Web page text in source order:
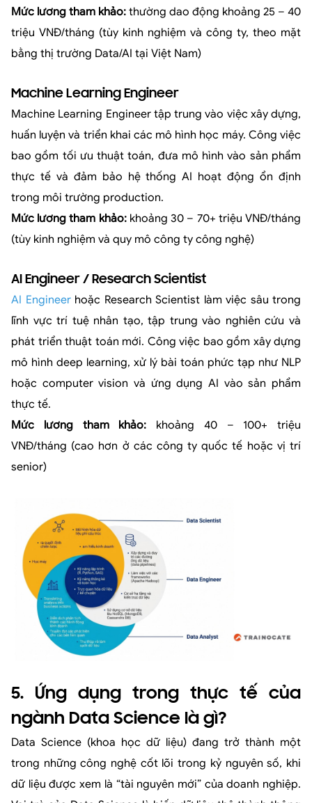
Mức lương tham khảo: thường dao động khoảng 25 – 40
triệu VNĐ/tháng (tùy kinh nghiệm và công ty, theo mặt
bằng thị trường Data/AI tại Việt Nam)
Machine Learning Engineer
Machine Learning Engineer tập trung vào việc xây dựng,
huấn luyện và triển khai các mô hình học máy. Công việc
bao gồm tối ưu thuật toán, đưa mô hình vào sản phẩm
thực tế và đảm bảo hệ thống AI hoạt động ổn định
trong môi trường production.
Mức lương tham khảo:khoảng 30 – 70+ triệu VNĐ/tháng
(tùy kinh nghiệm và quy mô công ty công nghệ)
AI Engineer / Research Scientist
AI Engineer hoặc Research Scientist làm việc sâu trong
lĩnh vực trí tuệ nhân tạo, tập trung vào nghiên cứu và
phát triển thuật toán mới. Công việc bao gồm xây dựng
mô hình deep learning, xử lý bài toán phức tạp như NLP
hoặc computer vision và ứng dụng AI vào sản phẩm
thực tế.
Mức lương tham khảo: khoảng 40 – 100+ triệu
VNĐ/tháng (cao hơn ở các công ty quốc tế hoặc vị trí
senior)
5. Ứng dụng trong thực tế của
ngành Data Science là gì?
Data Science (khoa học dữ liệu) đang trở thành một
trong những công nghệ cốt lõi trong kỷ nguyên số, khi
dữ liệu được xem là “tài nguyên mới” của doanh nghiệp.